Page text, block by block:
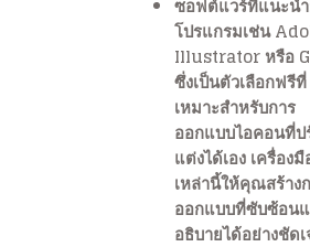
ซอฟต์แวร์ที่แนะน
โปรแกรมเช่น
Illustrator หรือ
ซึ่งเป็นตัวเลือกฟรีที่
เหมาะสำหรับการ
ออกแบบไอคอนที่ป
แต่งได้เอง เครื่อง
เหล่านี้ให้คุณสร้าง
ออกแบบที่ซับซ้อน
อธิบายได้อย่างชัด